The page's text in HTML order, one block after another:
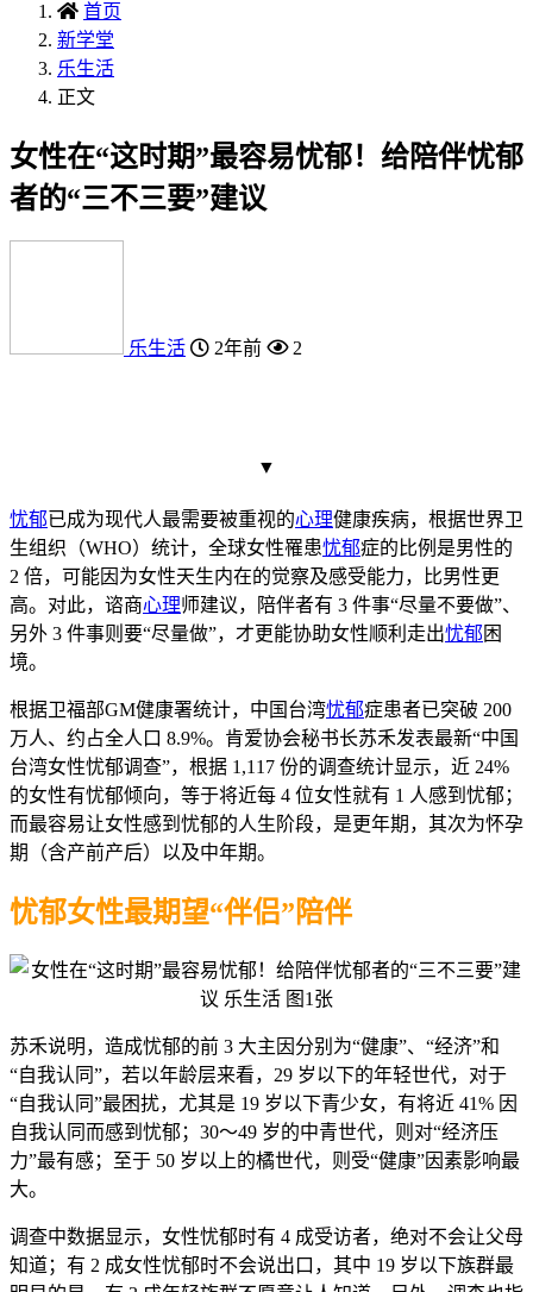
首页
新学堂
乐生活
正文
女性在“这时期”最容易忧郁！给陪伴忧郁
者的“三不三要”建议
乐生活 2年前 2
▼
忧郁已成为现代人最需要被重视的心理健康疾病，根据世界卫
生组织（WHO）统计，全球女性罹患忧郁症的比例是男性的
2 倍，可能因为女性天生内在的觉察及感受能力，比男性更
高。对此，谘商心理师建议，陪伴者有 3 件事“尽量不要做”、
另外 3 件事则要“尽量做”，才更能协助女性顺利走出忧郁 困
境。
根据卫福部GM健康署统计，中国台湾忧郁症患者已突破 200
万人、约占全人口 8.9%。肯爱协会秘书长苏禾发表最新“中国
台湾女性忧郁调查”，根据 1,117 份的调查统计显示，近 24%
的女性有忧郁倾向，等于将近每 4 位女性就有 1 人感到忧郁；
而最容易让女性感到忧郁的人生阶段，是更年期，其次为怀孕
期（含产前产后）以及中年期。
忧郁女性最期望“伴侣”陪伴
苏禾说明，造成忧郁的前 3 大主因分别为“健康”、“经济”和
“自我认同”，若以年龄层来看，29 岁以下的年轻世代，对于
“自我认同”最困扰，尤其是 19 岁以下青少女，有将近 41% 因
自我认同而感到忧郁；30～49 岁的中青世代，则对“经济压
力”最有感；至于 50 岁以上的橘世代，则受“健康”因素影响最
大。
调查中数据显示，女性忧郁时有 4 成受访者，绝对不会让父母
知道；有 2 成女性忧郁时不会说出口，其中 19 岁以下族群最